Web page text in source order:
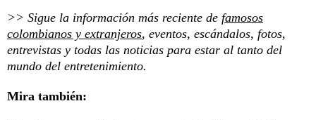
>> Sigue la información más reciente de famosos
colombianos y extranjeros, eventos, escándalos, fotos,
entrevistas y todas las noticias para estar al tanto del
mundo del entretenimiento.
Mira también: